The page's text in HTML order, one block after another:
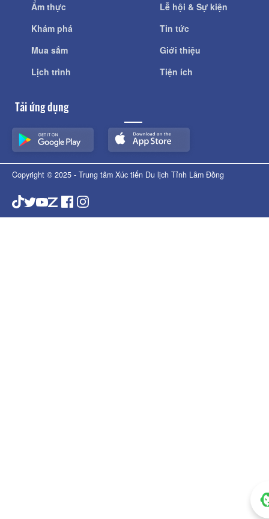
Ẩm thực
Khám phá
Mua sắm
Lịch trình
Lễ hội & Sự kiện
Tin tức
Giới thiệu
Tiện ích
Tải ứng dụng
Copyright © 2025 - Trung tâm Xúc tiến Du lịch Tỉnh Lâm Đồng